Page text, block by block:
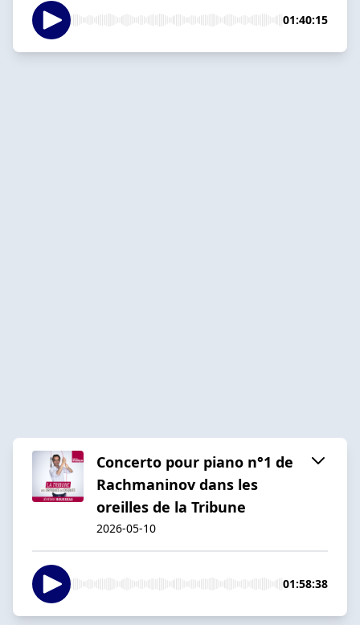
01:40:15
Concerto pour piano n°1 de
Rachmaninov dans les
oreilles de la Tribune
2026-05-10
01:58:38